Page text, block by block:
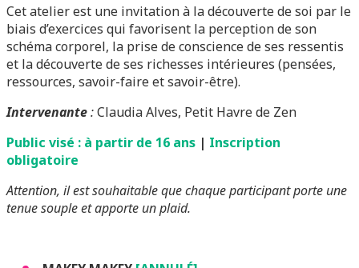
Cet atelier est une invitation à la découverte de soi par le
biais d’exercices qui favorisent la perception de son
schéma corporel, la prise de conscience de ses ressentis
et la découverte de ses richesses intérieures (pensées,
ressources, savoir-faire et savoir-être).
Intervenante:Claudia Alves, Petit Havre de Zen
Public visé : à partir de 16 ans | Inscription
obligatoire
Attention, il est souhaitable que chaque participant porte une
tenue souple et apporte un plaid.